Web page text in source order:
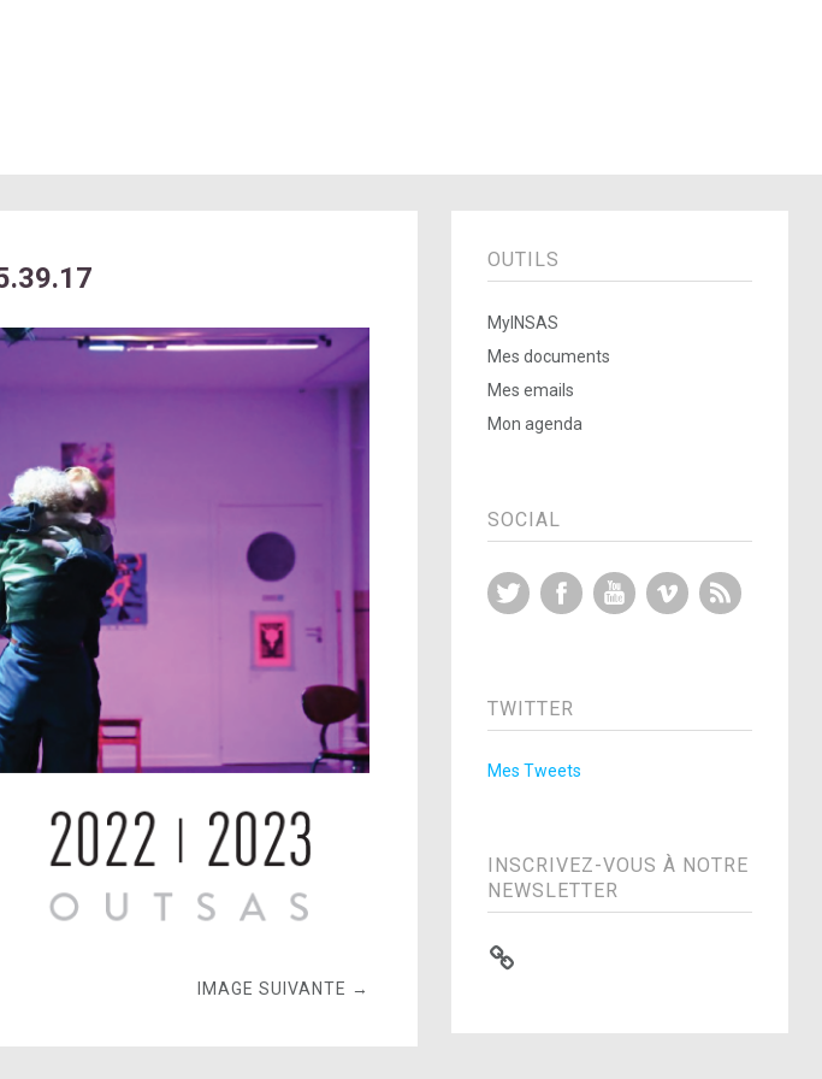
IMAGE SUIVANTE →
OUTILS
MyINSAS
Mes documents
Mes emails
Mon agenda
SOCIAL
Twitter FacebookYouTubeVimeo
TWITTER
Mes Tweets
INSCRIVEZ-VOUS À NOTRE
NEWSLETTER